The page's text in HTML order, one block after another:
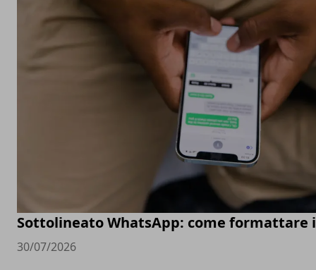
Sottolineato WhatsApp: come formattare
30/07/2026